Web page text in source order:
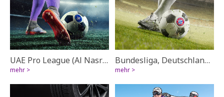
UAE Pro League (Al Nasr FC)
mehr >
Bundesliga, Deutschland (FC Bayern)
mehr >